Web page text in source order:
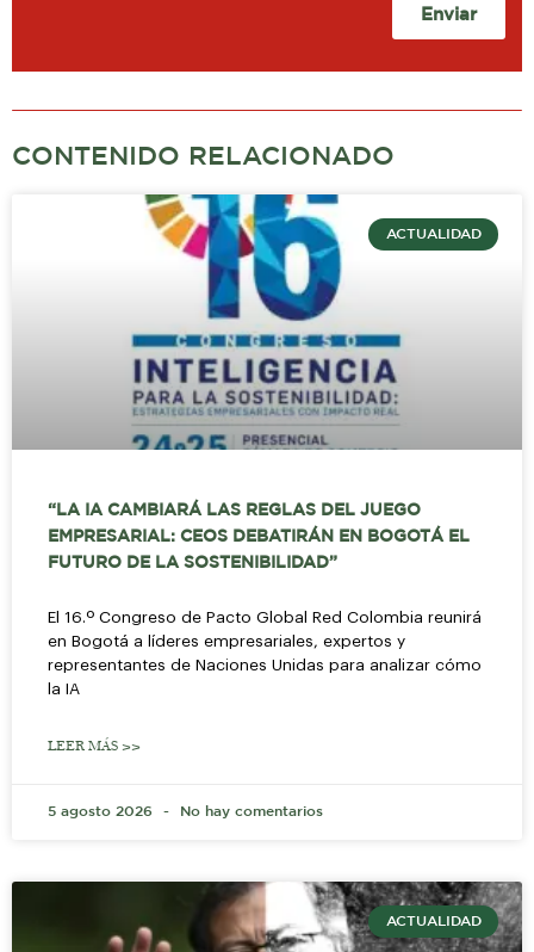
Enviar
CONTENIDO RELACIONADO
ACTUALIDAD
“LA IA CAMBIARÁ LAS REGLAS DEL JUEGO
EMPRESARIAL: CEOS DEBATIRÁN EN BOGOTÁ EL
FUTURO DE LA SOSTENIBILIDAD”
El 16.º Congreso de Pacto Global Red Colombia reunirá
en Bogotá a líderes empresariales, expertos y
representantes de Naciones Unidas para analizar cómo
la IA
LEER MÁS >>
5 agosto 2026 No hay comentarios
ACTUALIDAD